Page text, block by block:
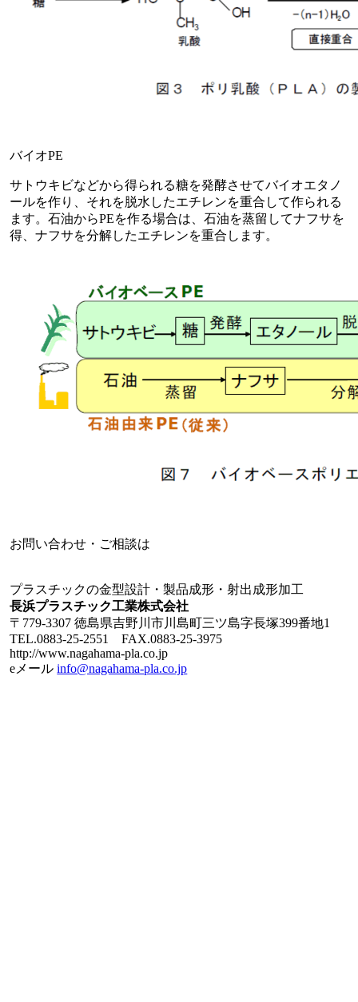
バイオPE
サトウキビなどから得られる糖を発酵させてバイオエタノ
ールを作り、それを脱水したエチレンを重合して作られる
ます。石油からPEを作る場合は、石油を蒸留してナフサを
得、ナフサを分解したエチレンを重合します。
お問い合わせ・ご相談は
プラスチックの金型設計・製品成形・射出成形加工
長浜プラスチック工業株式会社
〒779-3307 徳島県吉野川市川島町三ツ島字長塚399番地1
TEL.0883-25-2551 FAX.0883-25-3975
http://www.nagahama-pla.co.jp
eメールinfo@nagahama-pla.co.jp